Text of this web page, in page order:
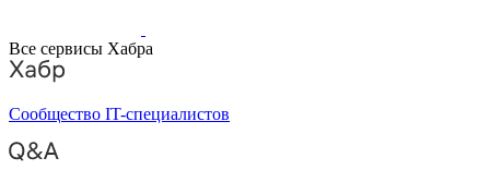
Все сервисы Хабра
Сообщество IT-специалистов